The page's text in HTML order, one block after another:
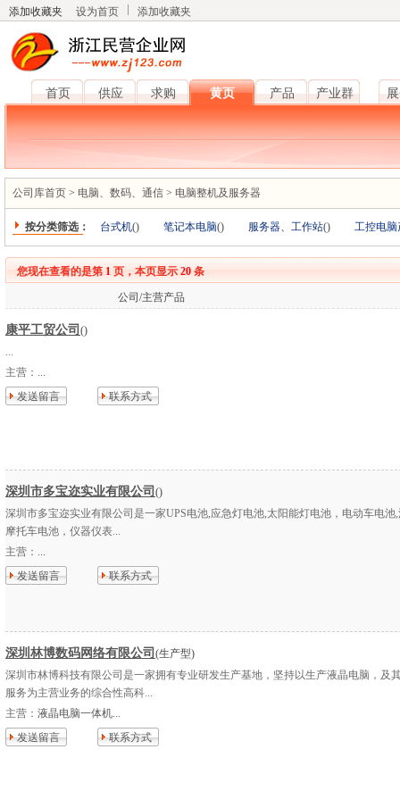
添加收藏夹 设为首页 添加收藏夹
首页 供应 求购 黄页 产品 产业群
公司库首页 > 电脑、数码、通信 > 电脑整机及服务器
按分类筛选： 台式机() 笔记本电脑() 服务器、工作站() 工控电脑
您现在查看的是第 1 页，本页显示 20 条
公司/主营产品
康平工贸公司 ()
...
主营： ...
发送留言
联系方式
深圳市多宝迩实业有限公司 ()
深圳市多宝迩实业有限公司是一家UPS电池,应急灯电池,太阳能灯电池，电动车电池
摩托车电池，仪器仪表...
主营： ...
发送留言
联系方式
深圳林博数码网络有限公司 (生产型)
深圳市林博科技有限公司是一家拥有专业研发生产基地，坚持以生产液晶电脑，及
服务为主营业务的综合性高科...
主营： 液晶电脑一体机...
发送留言
联系方式